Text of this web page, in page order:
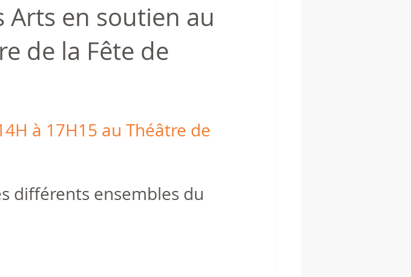
Arts en soutien au
de la Fête de
à 17H15 au Théâtre de
différents ensembles du